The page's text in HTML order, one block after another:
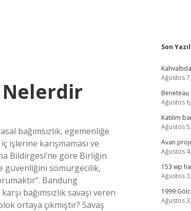
Nelerdir
bağımsızlık, egemenliğe
işlerine karışmaması ve
Bildirgesi’ne göre Birliğin
güvenliğini sömürgecilik,
Bandung
bağımsızlık savaşı veren
ortaya çıkmıştır? Savaş
Son
Ağustos
Ağustos
Katılım
Ağustos
Avan
Ağustos
153 wp
Ağustos
1999
Ağustos